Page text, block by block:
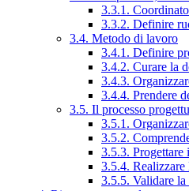
3.3.1.
3.3.2. Definire
3.4. Metodo di lavoro
3.4.1. Definire
3.4.2. Curare la
3.4.3.
3.4.4. Prendere
3.5. Il processo
3.5.1.
3.5.2.
3.5.3. Progettare
3.5.4. Realizzare
3.5.5. Validare la